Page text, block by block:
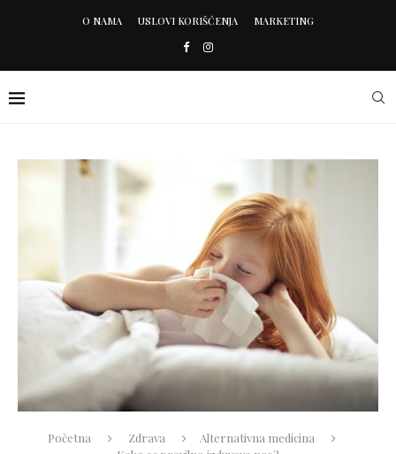
O NAMA USLOVI KORIŠĆENJA MARKETING
Početna Zdrava
Alternativna medicina